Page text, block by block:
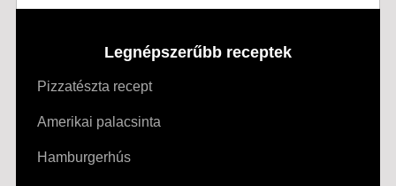
Legnépszerűbb receptek
Pizzatészta recept
Amerikai palacsinta
Hamburgerhús